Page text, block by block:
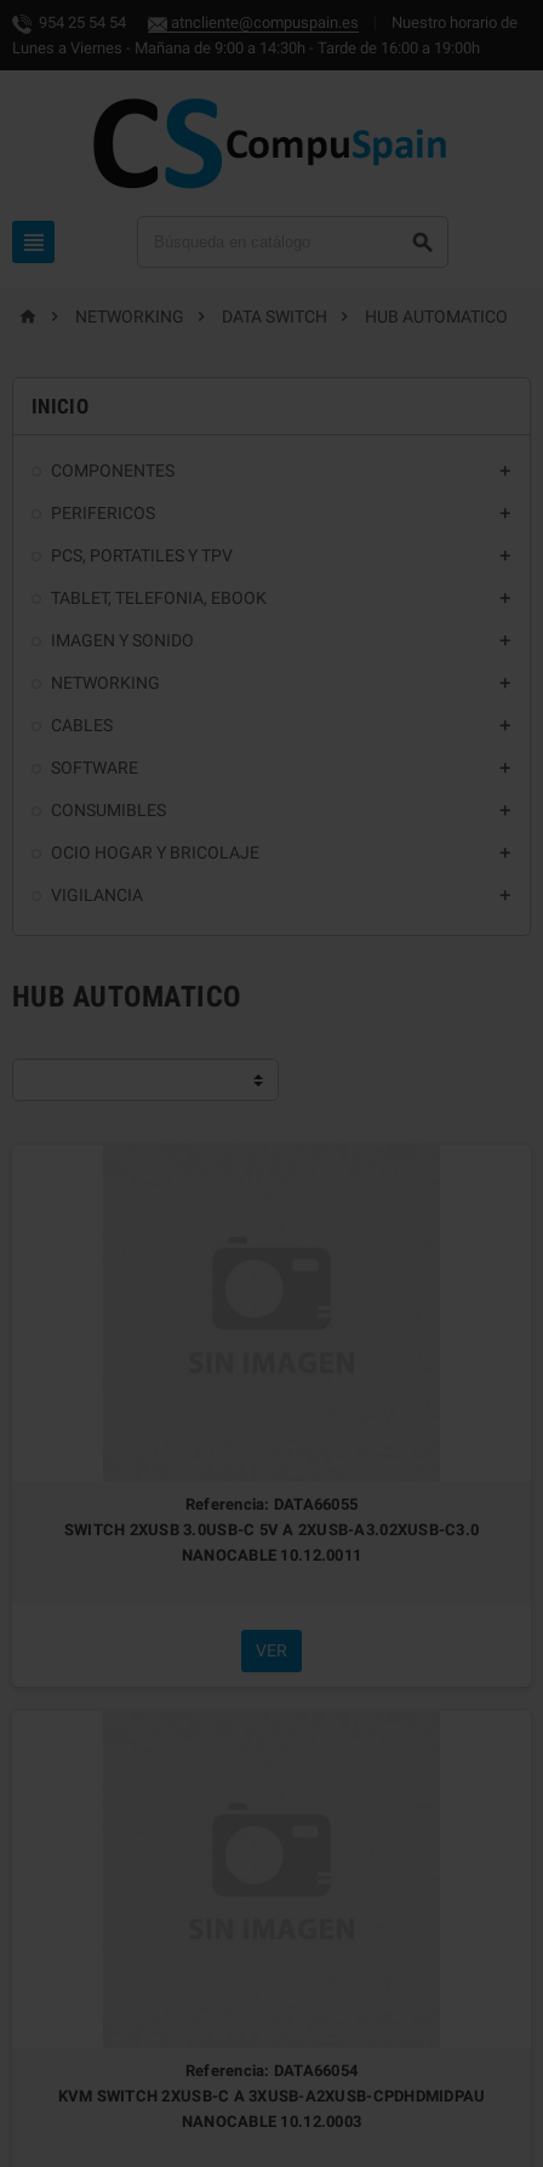
954 25 54 54 atncliente@compuspain.es
Nuestro horario de
Lunes a Viernes - Mañana de 9:00 a 14:30h - Tarde de 16:00 a 19:00h
 
  NETWORKING  DATA SWITCH  HUB AUTOMATICO
INICIO
COMPONENTES 
PERIFERICOS 
PCS, PORTATILES Y TPV 
TABLET, TELEFONIA, EBOOK 
IMAGEN Y SONIDO 
NETWORKING 
CABLES 
SOFTWARE 
CONSUMIBLES 
OCIO HOGAR Y BRICOLAJE 
VIGILANCIA 
HUB AUTOMATICO
Referencia: DATA66055
SWITCH 2XUSB 3.0USB-C 5V A 2XUSB-A3.02XUSB-C3.0
NANOCABLE 10.12.0011
VER
Referencia: DATA66054
KVM SWITCH 2XUSB-C A 3XUSB-A2XUSB-CPDHDMIDPAU
NANOCABLE 10.12.0003